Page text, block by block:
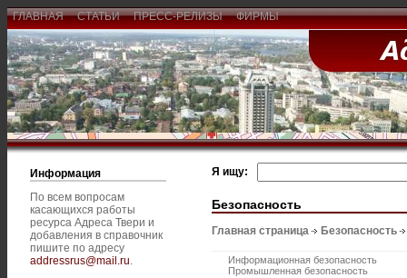
ГЛАВНАЯ СТАТЬИ ПРЕСС-РЕЛИЗЫ ФИРМЫ
Информация
По всем вопросам
касающихся работы
ресурса Адреса Твери и
добавления в справочник
пишите по адресу
addressrus@mail.ru.
Я ищу:
Безопасность
Главная страница Безопасность
Информационная безопасность
Промышленная безопасность